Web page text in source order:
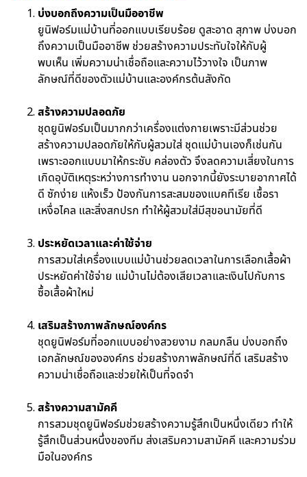
บ่งบอกถึงความเป็นมืออาชีพ
ยูนิฟอร์มแม่บ้านที่ออกแบบเรียบร้อย ดูสะอาด สุภาพ บ่งบอก
ถึงความเป็นมืออาชีพ ช่วยสร้างความประทับใจให้กับผู้
พบเห็น เพิ่มความน่าเชื่อถือและความไว้วางใจ เป็นภาพ
ลักษณ์ที่ดีของตัวแม่บ้านและองค์กรต้นสังกัด
สร้างความปลอดภัย
ชุดยูนิฟอร์มเป็นมากกว่าเครื่องแต่งกายเพราะมีส่วนช่วย
สร้างความปลอดภัยให้กับผู้สวมใส่ ชุดแม่บ้านเองก็เช่นกัน
เพราะออกแบบมาให้กระชับ คล่องตัว จึงลดความเสี่ยงในการ
เกิดอุบัติเหตุระหว่างการทำงาน นอกจากนี้ยังระบายอากาศได้
ดี ซักง่าย แห้งเร็ว ป้องกันการสะสมของแบคทีเรีย เชื้อรา
เหงื่อไคล และสิ่งสกปรก ทำให้ผู้สวมใส่มีสุขอนามัยที่ดี
ประหยัดเวลาและค่าใช้จ่าย
การสวมใส่เครื่องแบบแม่บ้านช่วยลดเวลาในการเลือกเสื้อผ้า
ประหยัดค่าใช้จ่าย แม่บ้านไม่ต้องเสียเวลาและเงินไปกับการ
ซื้อเสื้อผ้าใหม่
เสริมสร้างภาพลักษณ์องค์กร
ชุดยูนิฟอร์มที่ออกแบบอย่างสวยงาม กลมกลืน บ่งบอกถึง
เอกลักษณ์ขององค์กร ช่วยสร้างภาพลักษณ์ที่ดี เสริมสร้าง
ความน่าเชื่อถือและช่วยให้เป็นที่จดจำ
สร้างความสามัคคี
การสวมชุดยูนิฟอร์มช่วยสร้างความรู้สึกเป็นหนึ่งเดียว ทำให้
รู้สึกเป็นส่วนหนึ่งของทีม ส่งเสริมความสามัคคี และความร่วม
มือในองค์กร